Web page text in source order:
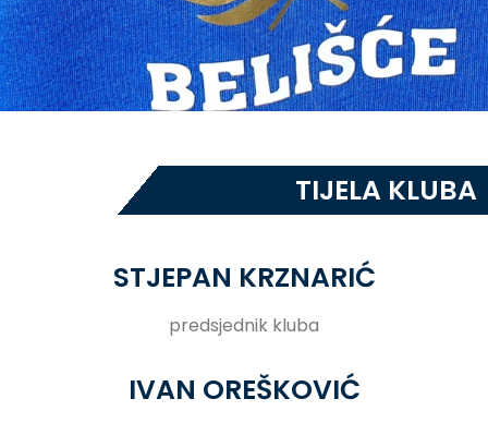
TIJELA KLUBA
STJEPAN KRZNARIĆ
predsjednik kluba
IVAN OREŠKOVIĆ